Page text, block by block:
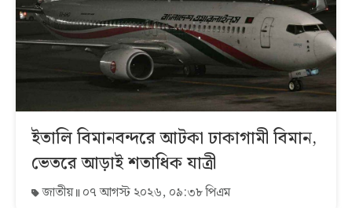
ইতালি বিমানবন্দরে আটকা ঢাকাগামী বিমান,
ভেতরে আড়াই শতাধিক যাত্রী
জাতীয় ০৭ আগস্ট ২০২৬, ০৯:৩৮ পিএম